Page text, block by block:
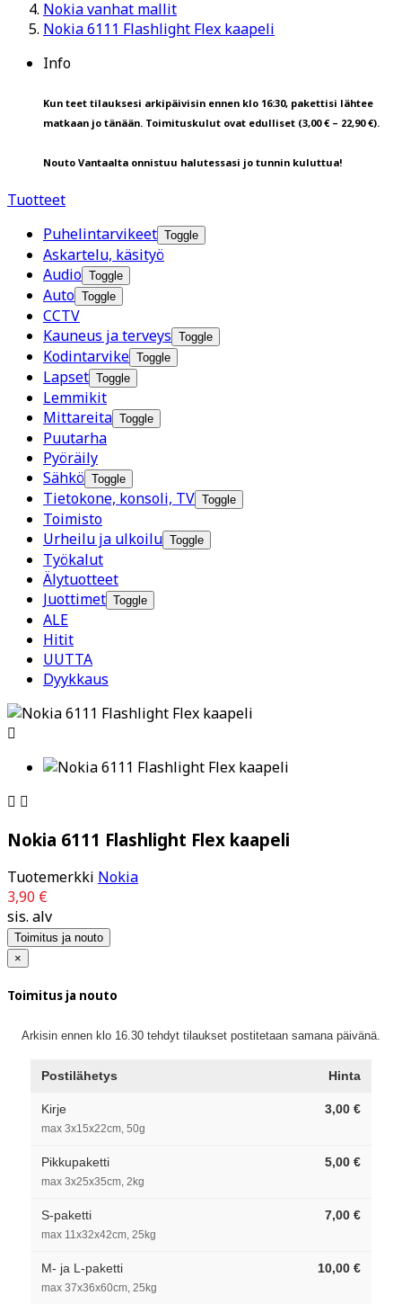
Nokia vanhat mallit
Nokia 6111 Flashlight Flex kaapeli
Info
Kun teet tilauksesi arkipäivisin ennen klo 16:30, pakettisi lähtee
matkaan jo tänään. Toimituskulut ovat edulliset (3,00 € – 22,90 €).
Nouto Vantaalta onnistuu halutessasi jo tunnin kuluttua!
Tuotteet
Puhelintarvikeet Toggle
Askartelu, käsityö
Audio Toggle
Auto Toggle
CCTV
Kauneus ja terveys Toggle
Kodintarvike Toggle
Lapset Toggle
Lemmikit
Mittareita Toggle
Puutarha
Pyöräily
Sähkö Toggle
Tietokone, konsoli, TV Toggle
Toimisto
Urheilu ja ulkoilu Toggle
Työkalut
Älytuotteet
Juottimet Toggle
ALE
Hitit
UUTTA
Dyykkaus

 
Nokia 6111 Flashlight Flex kaapeli
Tuotemerkki Nokia
3,90 €
sis. alv
Toimitus ja nouto
×
Toimitus ja nouto
Arkisin ennen klo 16.30 tehdyt tilaukset postitetaan samana päivänä.
Postilähetys Hinta
Kirje
max 3x15x22cm, 50g
3,00 €
Pikkupaketti
max 3x25x35cm, 2kg
5,00 €
S-paketti
max 11x32x42cm, 25kg
7,00 €
M- ja L-paketti
max 37x36x60cm, 25kg
10,00 €